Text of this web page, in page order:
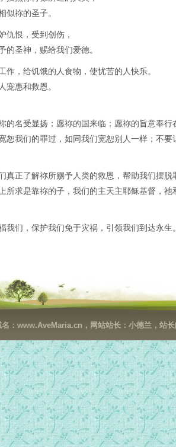
祢的圣子。
仇恨，受到创伤，
圣神，赐给我们爱德。
作，给饥饿的人食物，使忧苦的人快乐。
惠和救恩。
的名受显扬；愿祢的国来临；愿祢的旨意奉
恕我们的罪过，如同我们宽恕别人一样；不
真正了解祢所赐予人类的救恩，帮助我们摆
所求是靠祢的子，我们的主天主耶稣基督，
我们，保护我们免于灾祸，引领我们到达永生
名：www.AveMaria.cn，网站站长：小德兰，